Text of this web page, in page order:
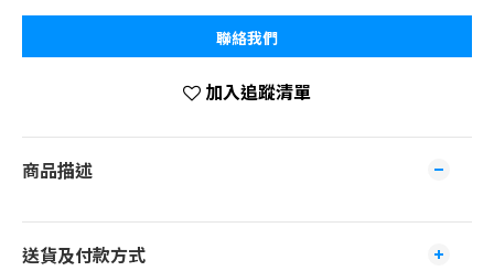
聯絡我們
加入追蹤清單
商品描述
送貨及付款方式